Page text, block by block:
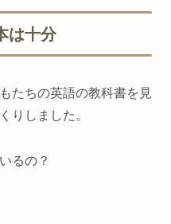
は十分
たちの英語の教科書を見
りしました。
るの？